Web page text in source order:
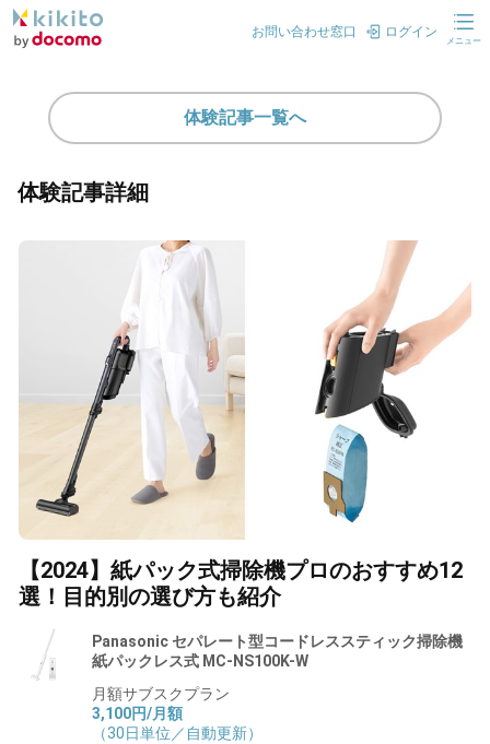
お問い合わせ窓口 ログイン
メニュー
体験記事一覧へ
体験記事詳細
【2024】紙パック式掃除機プロのおすすめ12
選！目的別の選び方も紹介
Panasonic セパレート型コードレススティック掃除機
紙パックレス式 MC-NS100K-W
月額サブスクプラン
3,100円/月額
（30日単位／自動更新）